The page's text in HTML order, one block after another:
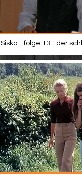
Siska - folge 13 - der